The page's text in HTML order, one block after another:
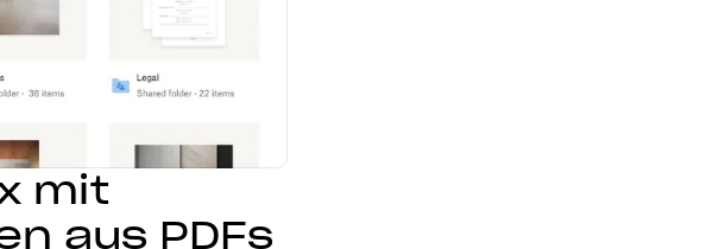
mit
aus PDFs